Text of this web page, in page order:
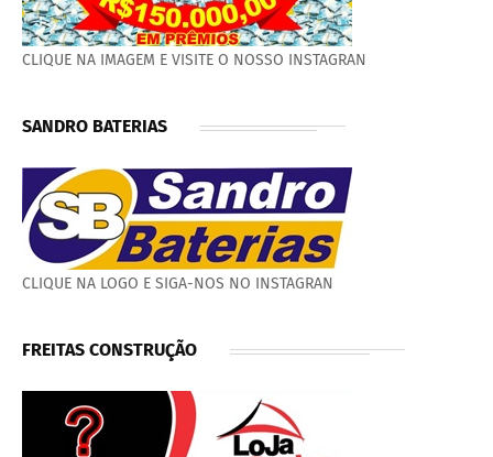
CLIQUE NA IMAGEM E VISITE O NOSSO INSTAGRAN
SANDRO BATERIAS
CLIQUE NA LOGO E SIGA-NOS NO INSTAGRAN
FREITAS CONSTRUÇÃO